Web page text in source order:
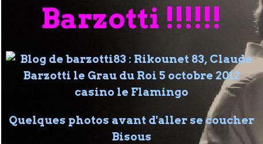
Barzotti !!!!!!
Quelques photos avant d'aller se coucher
Bisous